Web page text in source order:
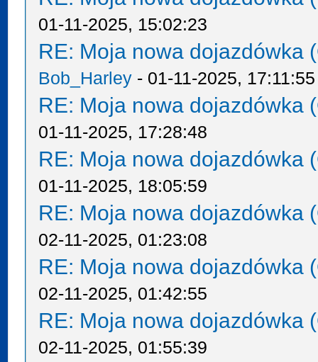
01-11-2025, 15:02:23
RE: Moja nowa dojazdówka
Bob_Harley - 01-11-2025, 17:11:55
RE: Moja nowa dojazdówka
01-11-2025, 17:28:48
RE: Moja nowa dojazdówka
01-11-2025, 18:05:59
RE: Moja nowa dojazdówka
02-11-2025, 01:23:08
RE: Moja nowa dojazdówka
02-11-2025, 01:42:55
RE: Moja nowa dojazdówka
02-11-2025, 01:55:39